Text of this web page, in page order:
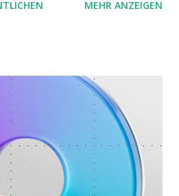
gute Begründungen gefunden,
MEHR ANZEIGEN